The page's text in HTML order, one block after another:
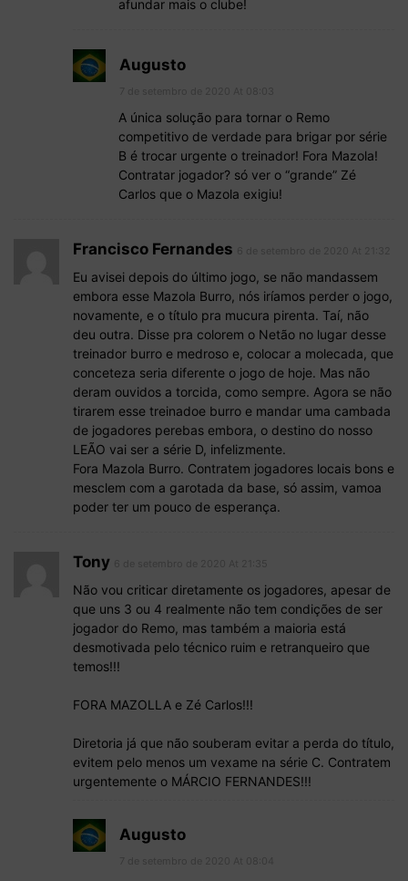
afundar mais o clube!
Augusto
A única solução para tornar o Remo
competitivo de verdade para brigar por série
B é trocar urgente o treinador! Fora Mazola!
Contratar jogador? só ver o “grande” Zé
Carlos que o Mazola exigiu!
Francisco Fernandes
Eu avisei depois do último jogo, se não mandassem
embora esse Mazola Burro, nós iríamos perder o jogo,
novamente, e o título pra mucura pirenta. Taí, não
deu outra. Disse pra colorem o Netão no lugar desse
treinador burro e medroso e, colocar a molecada, que
conceteza seria diferente o jogo de hoje. Mas não
deram ouvidos a torcida, como sempre. Agora se não
tirarem esse treinadoe burro e mandar uma cambada
de jogadores perebas embora, o destino do nosso
LEÃO vai ser a série D, infelizmente.
Fora Mazola Burro. Contratem jogadores locais bons e
mesclem com a garotada da base, só assim, vamoa
poder ter um pouco de esperança.
Tony
Não vou criticar diretamente os jogadores, apesar de
que uns 3 ou 4 realmente não tem condições de ser
jogador do Remo, mas também a maioria está
desmotivada pelo técnico ruim e retranqueiro que
temos!!!
FORA MAZOLLA e Zé Carlos!!!
Diretoria já que não souberam evitar a perda do título,
evitem pelo menos um vexame na série C. Contratem
urgentemente o MÁRCIO FERNANDES!!!
Augusto